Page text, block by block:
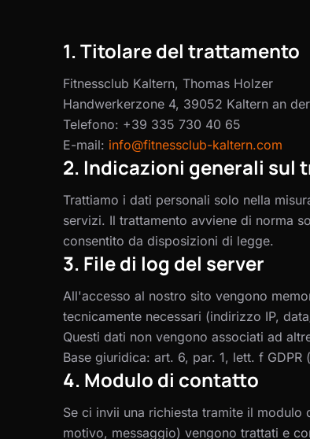
1. Titolare del trattamento
Fitnessclub Kaltern, Thomas Holzer
Handwerkerzone 4, 39052 Kaltern an
Telefono: +39 335 730 40 65
E-mail: info@fitnessclub-kaltern.com
2. Indicazioni generali sul
Trattiamo i dati personali solo nella
servizi. Il trattamento avviene di norma
consentito da disposizioni di legge.
3. File di log del server
All'accesso al nostro sito vengono
tecnicamente necessari (indirizzo IP,
Questi dati non vengono associati ad
Base giuridica: art. 6, par. 1, lett. f
4. Modulo di contatto
Se ci invii una richiesta tramite il
motivo, messaggio) vengono trattati e